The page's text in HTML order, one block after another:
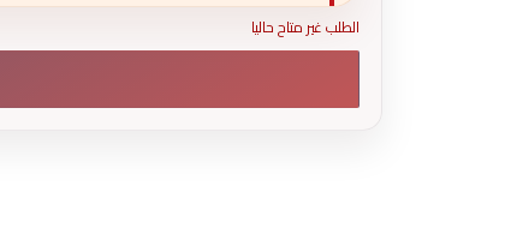
الطلب غير متاح حاليا